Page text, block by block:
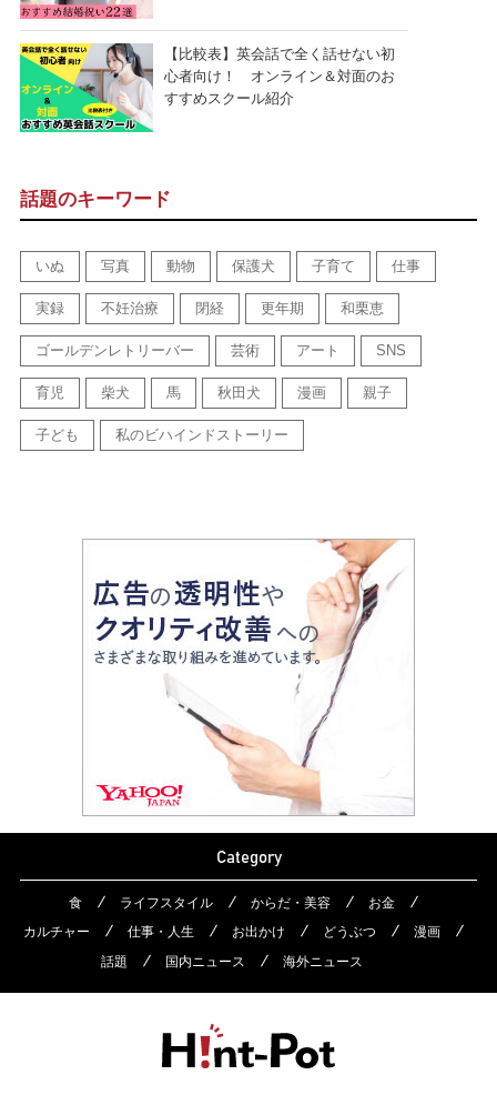
【比較表】英会話で全く話せない初
心者向け！ オンライン＆対面のお
すすめスクール紹介
話題のキーワード
いぬ 写真 動物 保護犬 子育て 仕事
実録 不妊治療 閉経 更年期 和栗恵
ゴールデンレトリーバー 芸術 アート SNS
育児 柴犬 馬 秋田犬 漫画 親子
子ども 私のビハインドストーリー
Category
食 ライフスタイル からだ・美容
お金
カルチャー
仕事・人生 お出かけ どうぶつ
漫画
話題
国内ニュース 海外ニュース